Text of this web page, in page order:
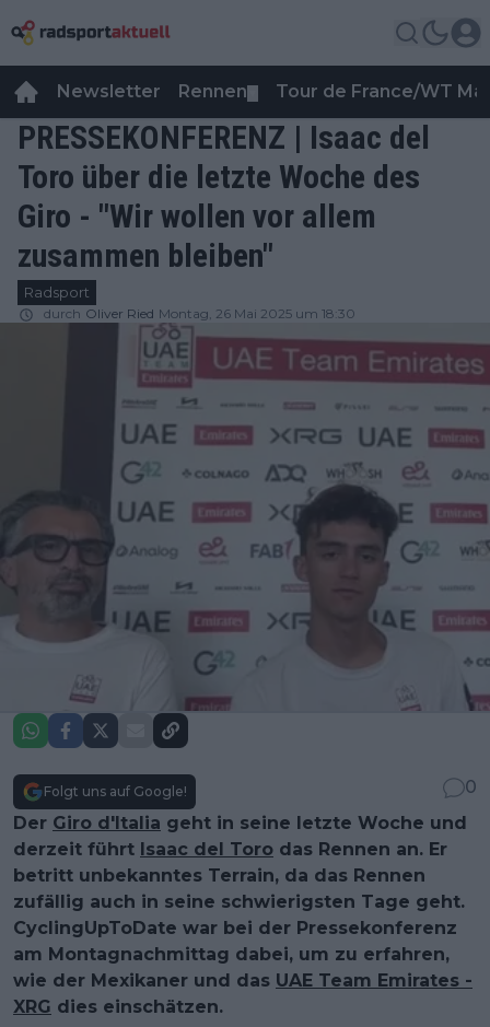
Newsletter Rennen Tour de France/WT
PRESSEKONFERENZ | Isaac del
Toro über die letzte Woche des
Giro - "Wir wollen vor allem
zusammen bleiben"
Radsport
durch Oliver Ried Montag, 26 Mai 2025 um 18:30
Folgt uns auf Google!
0
Der Giro d'Italia geht in seine letzte Woche und
derzeit führt Isaac del Toro das Rennen an. Er
betritt unbekanntes Terrain, da das Rennen
zufällig auch in seine schwierigsten Tage geht.
CyclingUpToDate war bei der Pressekonferenz
am Montagnachmittag dabei, um zu erfahren,
wie der Mexikaner und das UAE Team Emirates -
XRG dies einschätzen.